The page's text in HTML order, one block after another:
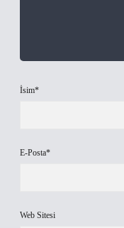
İsim*
E-Posta*
Web Sitesi